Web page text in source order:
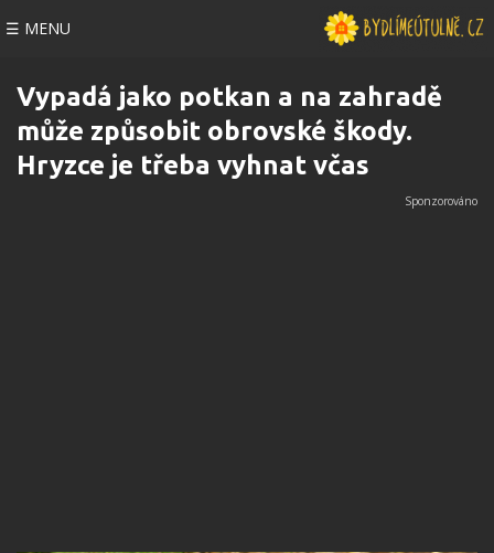
☰ MENU
Vypadá jako potkan a na zahradě
může způsobit obrovské škody.
Hryzce je třeba vyhnat včas